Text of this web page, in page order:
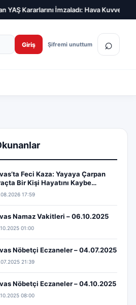
Hava Kuvvetleri Komutanlığına
Giriş Şifremi unuttum ⌕
Feci Kaza: Yayaya Çarpan
Bir Kişi Hayatını Kaybe…
17:59
Namaz Vakitleri – 06.10.2025
01:00
Nöbetçi Eczaneler – 04.07.2025
21:39
Nöbetçi Eczaneler – 04.10.2025
08:00